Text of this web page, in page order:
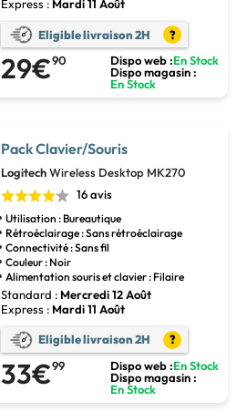
Express : Mardi 11 Août
Eligible livraison 2H ?
29€90 Dispo web :En Stock
Dispo magasin :
En Stock
Pack Clavier/Souris
LogitechWireless Desktop MK270
16 avis
Utilisation : Bureautique
Rétroéclairage : Sans rétroéclairage
Connectivité : Sans fil
Couleur : Noir
Alimentation souris et clavier : Filaire
Standard : Mercredi 12 Août
Express : Mardi 11 Août
Eligible livraison 2H ?
33€99 Dispo web :En Stock
Dispo magasin :
En Stock